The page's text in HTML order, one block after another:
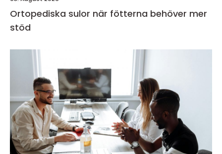
Ortopediska sulor när fötterna behöver mer
stöd